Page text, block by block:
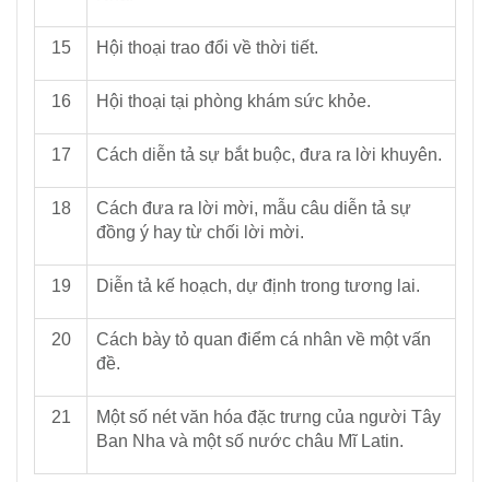
15 Hội thoại trao đổi về thời tiết.
16 Hội thoại tại phòng khám sức khỏe.
17 Cách diễn tả sự bắt buộc, đưa ra lời khuyên.
18
Cách đưa ra lời mời, mẫu câu diễn tả sự
đồng ý hay từ chối lời mời.
19 Diễn tả kế hoạch, dự định trong tương lai.
20
Cách bày tỏ quan điểm cá nhân về một vấn
đề.
21
Một số nét văn hóa đặc trưng của người Tây
Ban Nha và một số nước châu Mĩ Latin.